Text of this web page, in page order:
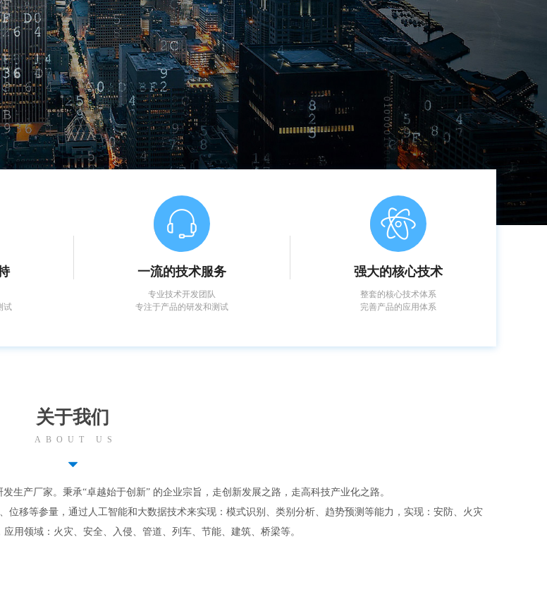
关于我们
뀓
ABOUT US
生产厂家。秉承“卓越始于创新” 的企业宗旨，走创新发展之路，走高科技产业化之路。
移等参量，通过人工智能和大数据技术来实现：模式识别、类别分析、趋势预测等能力，实现：安防、火灾
用领域：火灾、安全、入侵、管道、列车、节能、建筑、桥梁等。
试
专业技术开发团队
专注于产品的研发和测试
一流的技术服务
ꁢ
整套的核心技术体系
完善产品的应用体系
强大的核心技术
ꁢ